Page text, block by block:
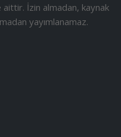
aittir. İzin almadan, kaynak
yayımlanamaz.